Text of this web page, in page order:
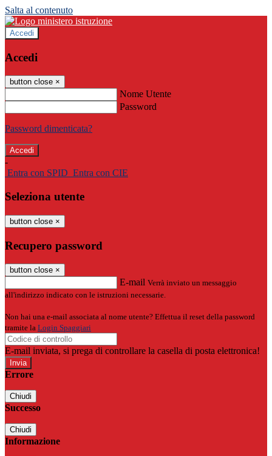
Salta al contenuto
Accedi
Accedi
button close ×
Nome Utente
Password
Password dimenticata?
-
Entra con SPID Entra con CIE
Seleziona utente
button close ×
Recupero password
button close ×
E-mail Verrà inviato un messaggio
all'indirizzo indicato con le istruzioni necessarie.
Non hai una e-mail associata al nome utente? Effettua il reset della password
tramite la Login Spaggiari
E-mail inviata, si prega di controllare la casella di posta elettronica!
Errore
Chiudi
Successo
Chiudi
Informazione